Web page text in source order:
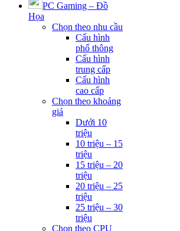
PC Gaming – Đồ
Họa
Chọn theo nhu cầu
Cấu hình
phổ thông
Cấu hình
trung cấp
Cấu hình
cao cấp
Chọn theo khoảng
giá
Dưới 10
triệu
10 triệu – 15
triệu
15 triệu – 20
triệu
20 triệu – 25
triệu
25 triệu – 30
triệu
Chọn theo CPU